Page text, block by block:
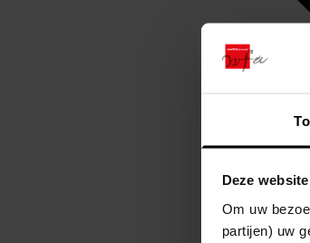
Deze
Om uw
partijen) uw